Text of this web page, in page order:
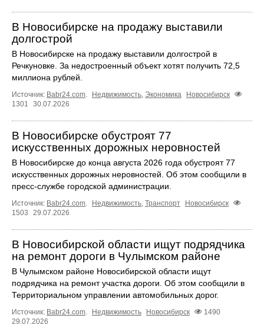
В Новосибирске на продажу выставили
долгострой
В Новосибирске на продажу выставили долгострой в
Речкуновке. За недостроенный объект хотят получить 72,5
миллиона рублей.
Источник: Babr24.com Недвижимость Экономика
Новосибирск
1301
30.07.2026
В Новосибирске обустроят 77
искусственных дорожных неровностей
В Новосибирске до конца августа 2026 года обустроят 77
искусственных дорожных неровностей. Об этом сообщили в
пресс-службе городской администрации.
Источник: Babr24.com. Недвижимость, Транспорт
Новосибирск
1503
29.07.2026
В Новосибирской области ищут подрядчика
на ремонт дороги в Чулымском районе
В Чулымском районе Новосибирской области ищут
подрядчика на ремонт участка дороги. Об этом сообщили в
Территориальном управлении автомобильных дорог.
Источник: Babr24.com. Недвижимость Новосибирск
1490
29.07.2026